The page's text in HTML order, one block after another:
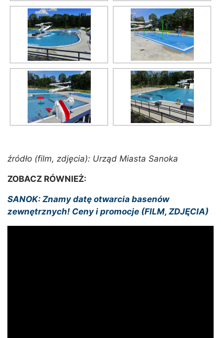
źródło (film, zdjęcia): Urząd Miasta Sanoka
ZOBACZ RÓWNIEŻ:
SANOK: Znamy datę otwarcia basenów
zewnętrznych! Ceny i promocje (FILM, ZDJĘCIA)